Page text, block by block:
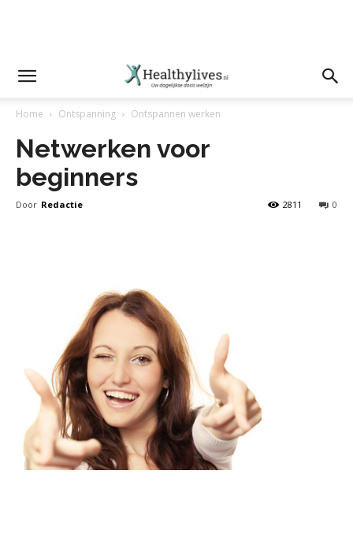
Home Ontspanning Ontspannen werken
Netwerken voor
beginners
Door Redactie 0
2811